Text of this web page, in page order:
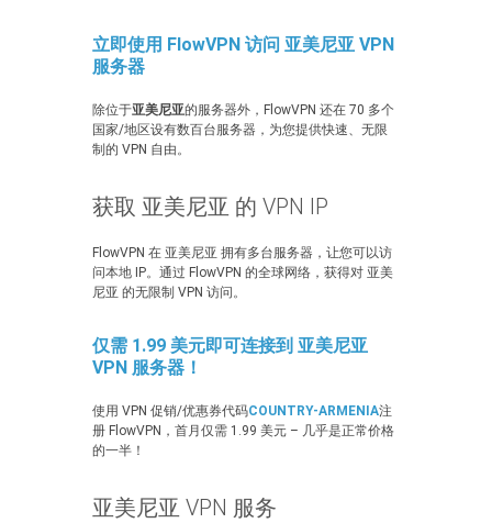
立即使用 FlowVPN 访问 亚美尼亚 VPN
服务器
除位于亚美尼亚的服务器外，FlowVPN 还在 70 多个
国家/地区设有数百台服务器，为您提供快速、无限
制的 VPN 自由。
获取 亚美尼亚 的 VPN IP
FlowVPN 在 亚美尼亚 拥有多台服务器，让您可以访
问本地 IP。通过 FlowVPN 的全球网络，获得对 亚美
尼亚 的无限制 VPN 访问。
仅需 1.99 美元即可连接到 亚美尼亚
VPN 服务器！
使用 VPN 促销/优惠券代码COUNTRY-ARMENIA注
册 FlowVPN，首月仅需 1.99 美元 – 几乎是正常价格
的一半！
亚美尼亚 VPN 服务